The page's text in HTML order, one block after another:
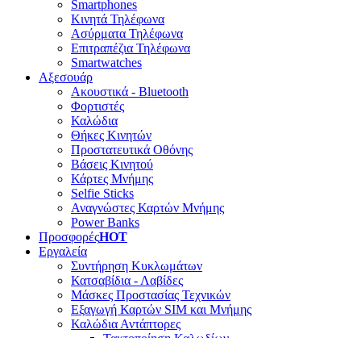
Smartphones
Κινητά Τηλέφωνα
Ασύρματα Τηλέφωνα
Επιτραπέζια Τηλέφωνα
Smartwatches
Αξεσουάρ
Ακουστικά - Bluetooth
Φορτιστές
Καλώδια
Θήκες Κινητών
Προστατευτικά Οθόνης
Βάσεις Κινητού
Κάρτες Μνήμης
Selfie Sticks
Αναγνώστες Καρτών Μνήμης
Power Banks
ΠροσφορέςHOT
Εργαλεία
Συντήρηση Κυκλωμάτων
Κατσαβίδια - Λαβίδες
Μάσκες Προστασίας Τεχνικών
Εξαγωγή Καρτών SIM και Μνήμης
Καλώδια Αντάπτορες